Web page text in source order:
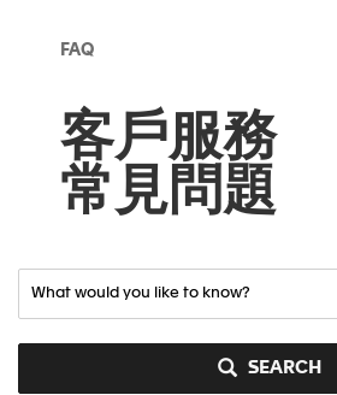
FAQ
客戶服務
常見問題
SEARCH